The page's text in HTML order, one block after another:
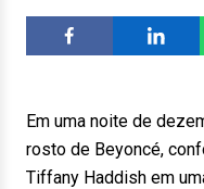
Em uma noite de
rosto de Beyoncé,
Tiffany Haddish em